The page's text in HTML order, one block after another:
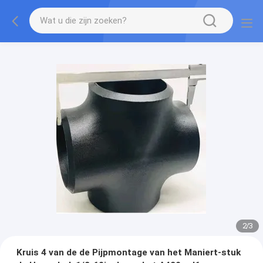
2/3
Kruis 4 van de de Pijpmontage van het Maniert-stuk